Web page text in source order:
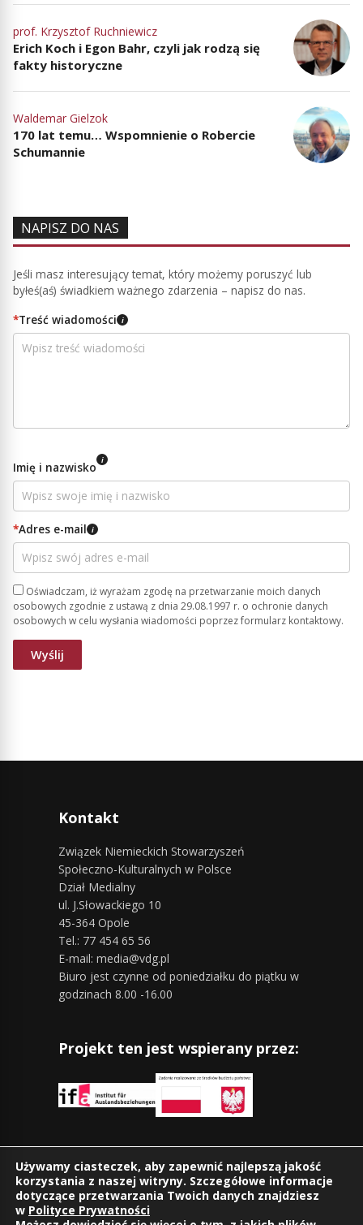
prof. Krzysztof Ruchniewicz
Erich Koch i Egon Bahr, czyli jak rodzą się
fakty historyczne
Waldemar Gielzok
170 lat temu… Wspomnienie o Robercie
Schumannie
NAPISZ DO NAS
Jeśli masz interesujący temat, który możemy poruszyć lub
byłeś(aś) świadkiem ważnego zdarzenia – napisz do nas.
*Treść wiadomości i
Imię i nazwisko i
*Adres e-mail i
Oświadczam, iż wyrażam zgodę na przetwarzanie moich danych
osobowych zgodnie z ustawą z dnia 29.08.1997 r. o ochronie danych
osobowych w celu wysłania wiadomości poprzez formularz kontaktowy.
Kontakt
Związek Niemieckich Stowarzyszeń
Społeczno-Kulturalnych w Polsce
Dział Medialny
ul. J.Słowackiego 10
45-364 Opole
Tel.: 77 454 65 56
E-mail: media@vdg.pl
Biuro jest czynne od poniedziałku do piątku w
godzinach 8.00 -16.00
Projekt ten jest wspierany przez:
Znajdziesz nas również na:
Używamy ciasteczek, aby zapewnić najlepszą jakość
korzystania z naszej witryny. Szczegółowe informacje
dotyczące przetwarzania Twoich danych znajdziesz
w Polityce Prywatności